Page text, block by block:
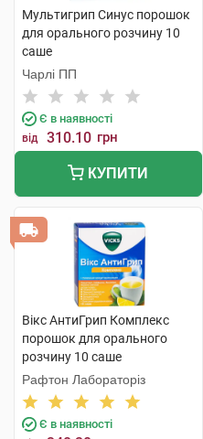
Мультигрип Синус порошок
для орального розчину 10
саше
Чарлі ПП
Є в наявності
від 310.10 грн
КУПИТИ
Вікс АнтиГрип Комплекс
порошок для орального
розчину 10 саше
Рафтон Лабораторіз
Є в наявності